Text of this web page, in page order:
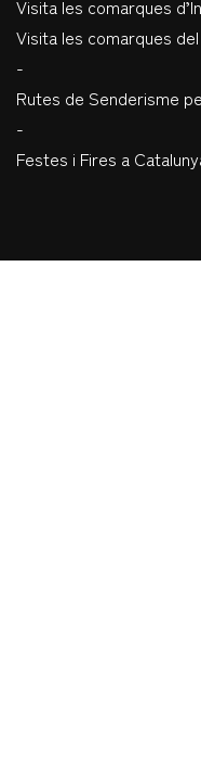
Visita les comarques
Visita les comarques
-
Rutes de Senderisme
-
Festes i Fires a